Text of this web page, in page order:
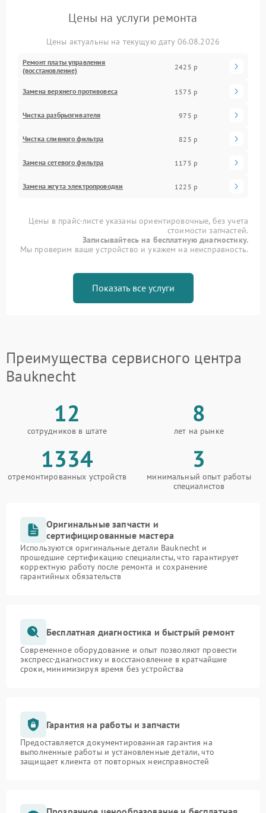
Цены на услуги ремонта
Цены актуальны на текущую дату 06.08.2026
Ремонт платы управления
(восстановление)
2425 р
Замена верхнего противовеса 1575 р
Чистка разбрызгивателя 975 р
Чистка сливного фильтра 825 р
Замена сетевого фильтра 1175 р
Замена жгута электропроводки 1225 р
Цены в прайс-листе указаны ориентировочные, без учета
стоимости запчастей.
Записывайтесь на бесплатную диагностику.
Мы проверим ваше устройство и укажем на неисправность.
Показать все услуги
Преимущества сервисного центра
Bauknecht
12
сотрудников в штате
8
лет на рынке
1334
отремонтированных устройств
3
минимальный опыт работы
специалистов
Оригинальные запчасти и
сертифицированные мастера
Используются оригинальные детали Bauknecht и
прошедшие сертификацию специалисты, что гарантирует
корректную работу после ремонта и сохранение
гарантийных обязательств
Бесплатная диагностика и быстрый ремонт
Современное оборудование и опыт позволяют провести
экспресс-диагностику и восстановление в кратчайшие
сроки, минимизируя время без устройства
Гарантия на работы и запчасти
Предоставляется документированная гарантия на
выполненные работы и установленные детали, что
защищает клиента от повторных неисправностей